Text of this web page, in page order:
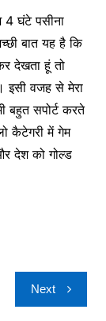
4 घंटे पसीना
बात यह है कि
देखता हूं तो
वजह से मेरा
बहुत सपोर्ट करते
कैटेगरी में गेम
देश को गोल्ड
Next